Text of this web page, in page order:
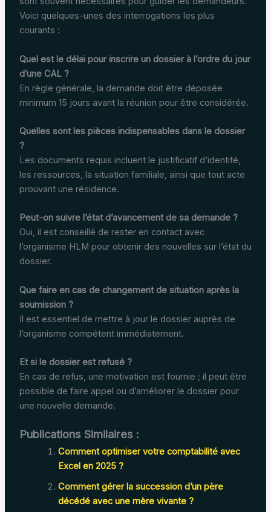
Voici quelques-unes des interrogations les plus
courants :
Quel est le délai pour inscrire un dossier à l’ordre du jour
d’une CAL ?
En règle générale, la demande doit être déposée
minimum 15 jours avant la réunion pour être considérée.
Quelles sont les pièces indispensables dans le dossier
?
Les documents requis incluent le justificatif d’identité,
les ressources, la situation familiale, ainsi que tout acte
prouvant une résidence.
Peut-on suivre l’état d’avancement de sa demande ?
Oui, il est conseillé de rester en contact avec
l’organisme HLM pour obtenir des nouvelles sur l’état du
dossier.
Que faire en cas de changement de situation après la
soumission ?
Il est essentiel de mettre à jour le dossier auprès de
l’organisme compétent immédiatement.
Et si le dossier est refusé ?
En cas de refus, une motivation est fournie ; il peut être
possible de faire appel ou d’améliorer le dossier pour
une nouvelle demande.
Publications Similaires :
Comment optimiser votre comptabilité avec
Excel en 2025 ?
Comment gérer la succession d’un père
décédé avec une mère vivante ?